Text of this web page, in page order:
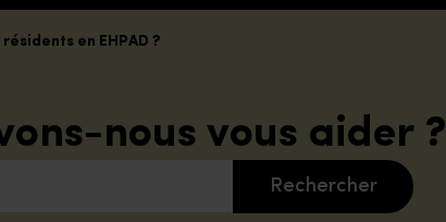
en EHPAD ?
nous vous aider ?
Rechercher